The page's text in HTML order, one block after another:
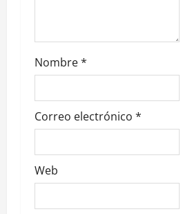
a
s
Nombre*
Correo electrónico *
Web